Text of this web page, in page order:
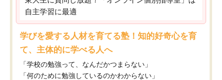
自主学習に最適
学びを愛する人材を育てる塾！知的好奇心を育
て、主体的に学べる人へ
「学校の勉強って、なんだかつまらない」
「何のために勉強しているのかわからない」